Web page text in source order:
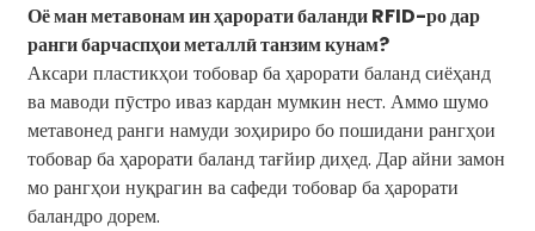
Оё ман метавонам ин ҳарорати баланди RFID-ро дар
ранги барчаспҳои металлӣ танзим кунам?
Аксари пластикҳои тобовар ба ҳарорати баланд сиёҳанд
ва маводи пӯстро иваз кардан мумкин нест. Аммо шумо
метавонед ранги намуди зоҳириро бо пошидани рангҳои
тобовар ба ҳарорати баланд тағйир диҳед. Дар айни замон
мо рангҳои нуқрагин ва сафеди тобовар ба ҳарорати
баландро дорем.